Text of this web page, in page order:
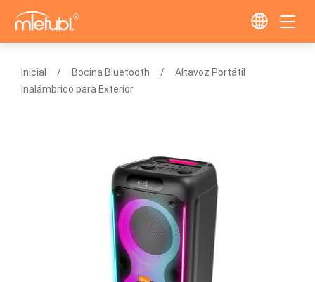
Inicial Bocina Bluetooth
Altavoz Portátil
Inalámbrico para Exterior